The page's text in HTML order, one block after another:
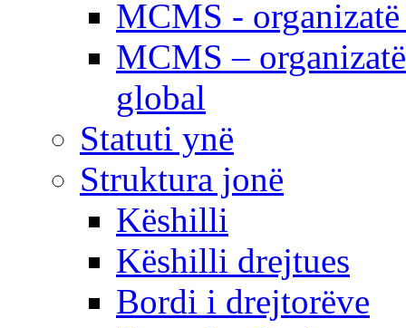
MCMS -
MCMS –
global
Statuti ynë
Struktura jonë
Këshilli
Këshilli drejtues
Bordi i drejtorëve